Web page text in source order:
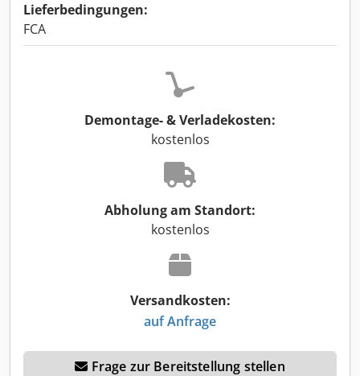
Lieferbedingungen:
FCA
Demontage- & Verladekosten:
kostenlos
Abholung am Standort:
kostenlos
Versandkosten:
auf Anfrage
Frage zur Bereitstellung stellen